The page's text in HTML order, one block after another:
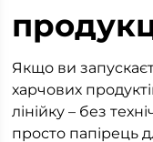
Якщо ви
харчових
лінійку – без
просто папірець